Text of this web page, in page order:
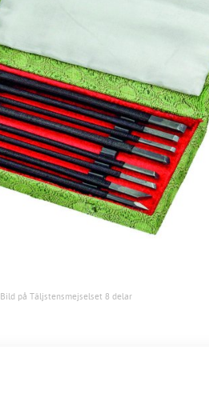
Bild på Täljstensmejselset 8 delar